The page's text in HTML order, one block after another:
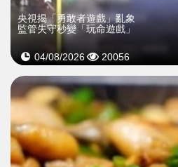
央視揭「勇敢者遊戲」亂象
監管失守秒變「玩命遊戲」
04/08/2026 20056